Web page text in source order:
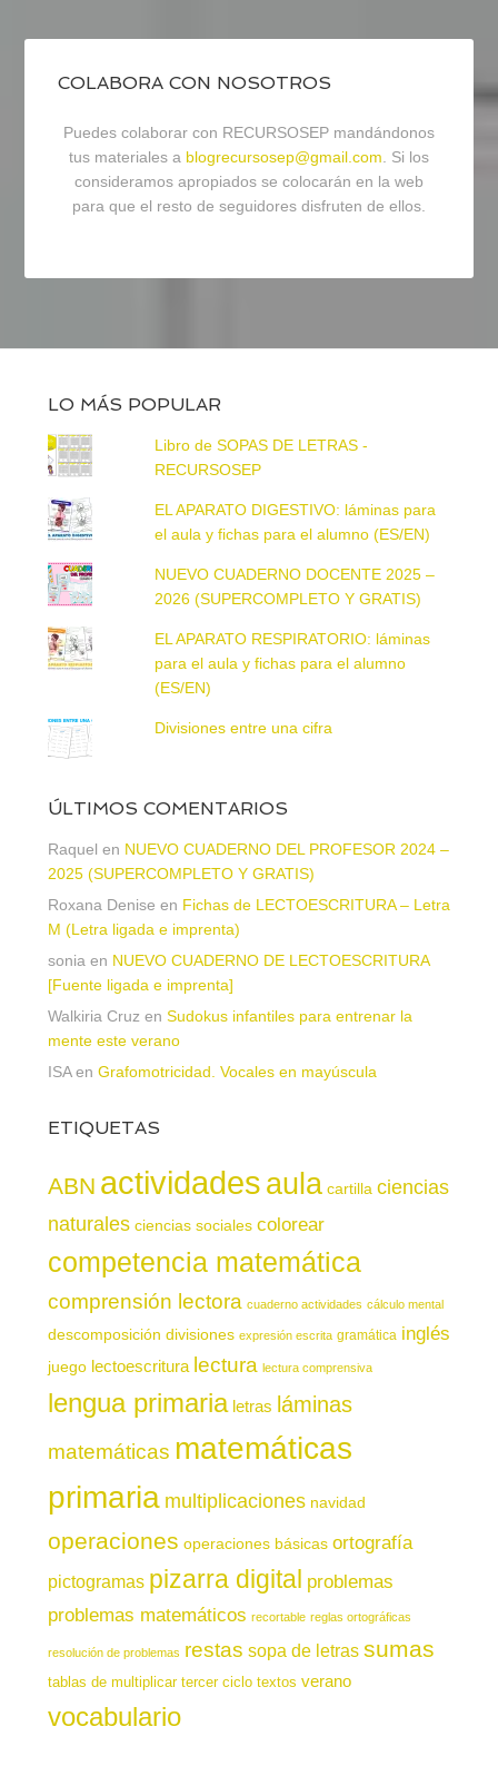
COLABORA CON NOSOTROS
Puedes colaborar con RECURSOSEP mandándonos
tus materiales a blogrecursosep@gmail.com. Si los
consideramos apropiados se colocarán en la web
para que el resto de seguidores disfruten de ellos.
LO MÁS POPULAR
Libro de SOPAS DE LETRAS -
RECURSOSEP
EL APARATO DIGESTIVO: láminas para
el aula y fichas para el alumno (ES/EN)
NUEVO CUADERNO DOCENTE 2025 –
2026 (SUPERCOMPLETO Y GRATIS)
EL APARATO RESPIRATORIO: láminas
para el aula y fichas para el alumno
(ES/EN)
Divisiones entre una cifra
ÚLTIMOS COMENTARIOS
Raquel en NUEVO CUADERNO DEL PROFESOR 2024 –
2025 (SUPERCOMPLETO Y GRATIS)
Roxana Denise en Fichas de LECTOESCRITURA – Letra
M (Letra ligada e imprenta)
sonia en NUEVO CUADERNO DE LECTOESCRITURA
[Fuente ligada e imprenta]
Walkiria Cruz en Sudokus infantiles para entrenar la
mente este verano
ISAen Grafomotricidad. Vocales en mayúscula
ETIQUETAS
ABN actividadesaula cartilla ciencias
naturales ciencias sociales colorear
competencia matemática
comprensión lectora cuaderno actividades cálculo mental
descomposición divisiones expresión escrita gramática inglés
juego lectoescritura lectura lectura comprensiva
lengua primaria letras láminas
matemáticas matemáticas
primaria multiplicaciones navidad
operaciones operaciones básicas ortografía
pictogramas pizarra digital problemas
problemas matemáticos recortable reglas ortográficas
resolución de problemas restas sopa de letras sumas
tablas de multiplicar tercer ciclo textos verano
vocabulario